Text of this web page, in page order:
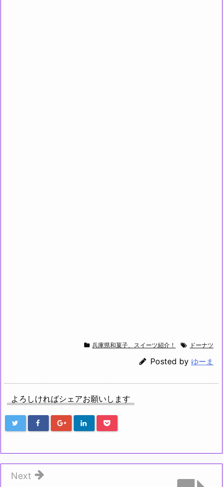
兵庫県和菓子、スイーツ紹介！ ドーナツ
Posted by ゆーま
よろしければシェアお願いします
Next